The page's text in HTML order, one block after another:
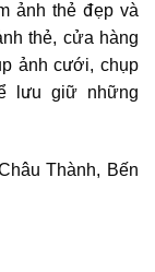
ảnh thẻ đẹp và
thẻ, cửa hàng
ảnh cưới, chụp
lưu giữ những
Thành, Bến